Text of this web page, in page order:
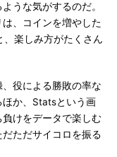
うな気がするのだ。
、コインを増やした
、楽しみ方がたくさん
役による勝敗の率な
ほか、Statsという画
けをデータで楽しむ
ただサイコロを振る